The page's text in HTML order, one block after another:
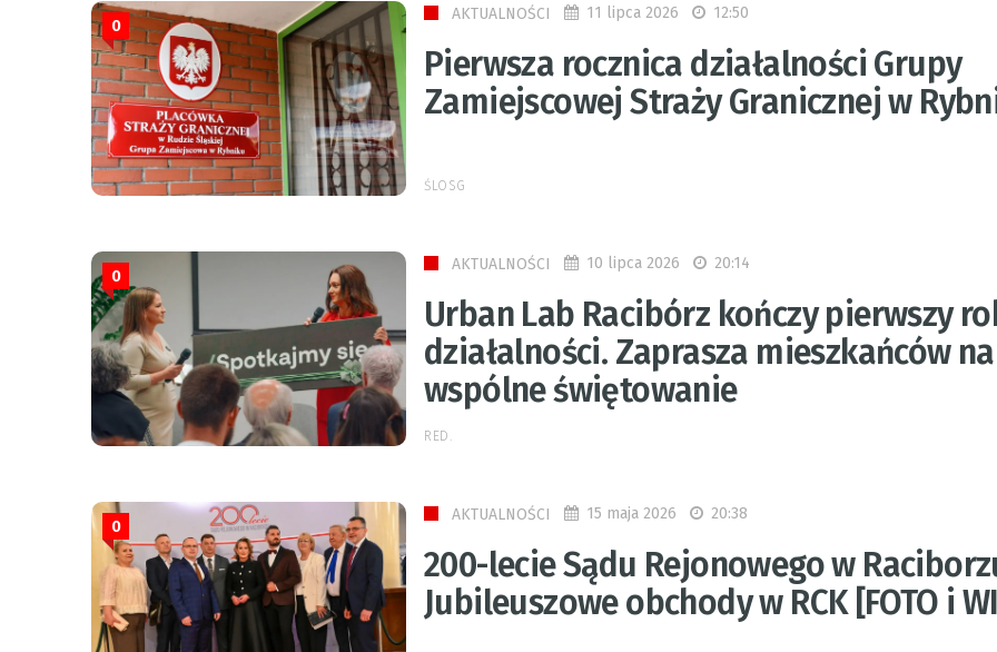
AKTUALNOŚCI 11 lipca 2026 12:50
Pierwsza rocznica działalności Grupy
Zamiejscowej Straży Granicznej w
0
ŚLOSG
AKTUALNOŚCI 10 lipca 2026 20:14
Urban Lab Racibórz kończy pierwszy
działalności. Zaprasza mieszkańców na
wspólne świętowanie
0
RED.
AKTUALNOŚCI 15 maja 2026 20:38
200-lecie Sądu Rejonowego w
Jubileuszowe obchody w RCK [FOTO i
0